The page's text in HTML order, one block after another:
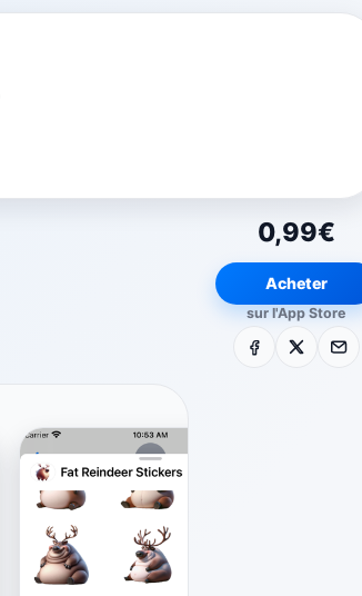
0,99€
Acheter
sur l'App Store
Facebook E-mail